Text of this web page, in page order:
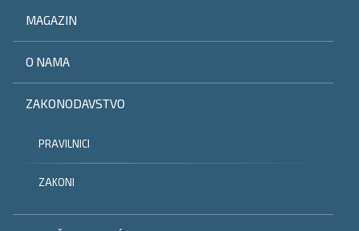
MAGAZIN
O NAMA
ZAKONODAVSTVO
PRAVILNICI
ZAKONI